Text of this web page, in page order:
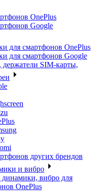
OnePlus
Google
для смартфонов OnePlus
для смартфонов Google
SIM-карты,
других брендов
и вибро
динамики, вибро для
OnePlus